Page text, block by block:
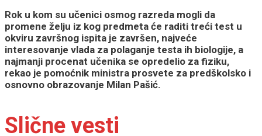
Rok u kom su učenici osmog razreda mogli da
promene želju iz kog predmeta će raditi treći test u
okviru završnog ispita je završen, najveće
interesovanje vlada za polaganje testa ih biologije, a
najmanji procenat učenika se opredelio za fiziku,
rekao je pomoćnik ministra prosvete za predškolsko i
osnovno obrazovanje Milan Pašić.
Slične vesti